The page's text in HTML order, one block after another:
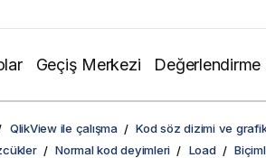
Geçiş Merkezi Değerlendirme
QlikView ile çalışma
Kod söz dizimi ve
Normal kod deyimleri Load